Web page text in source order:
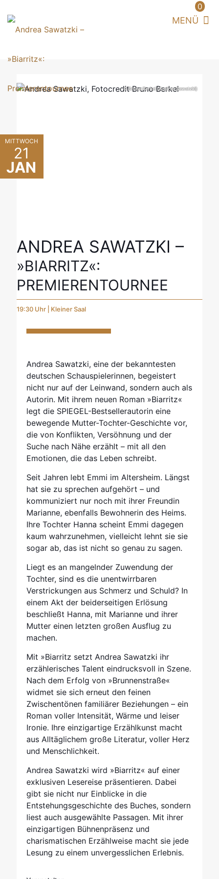
0
MITTWOCH
21
JAN
© Bruno Berkel (Andrea Sawatzki)
ANDREA SAWATZKI –
»BIARRITZ«:
PREMIERENTOURNEE
19:30 Uhr | Kleiner Saal
Andrea Sawatzki, eine der bekanntesten
deutschen Schauspielerinnen, begeistert
nicht nur auf der Leinwand, sondern auch als
Autorin. Mit ihrem neuen Roman »Biarritz«
legt die SPIEGEL-Bestsellerautorin eine
bewegende Mutter-Tochter-Geschichte vor,
die von Konflikten, Versöhnung und der
Suche nach Nähe erzählt – mit all den
Emotionen, die das Leben schreibt.
Seit Jahren lebt Emmi im Altersheim. Längst
hat sie zu sprechen aufgehört – und
kommuniziert nur noch mit ihrer Freundin
Marianne, ebenfalls Bewohnerin des Heims.
Ihre Tochter Hanna scheint Emmi dagegen
kaum wahrzunehmen, vielleicht lehnt sie sie
sogar ab, das ist nicht so genau zu sagen.
Liegt es an mangelnder Zuwendung der
Tochter, sind es die unentwirrbaren
Verstrickungen aus Schmerz und Schuld? In
einem Akt der beiderseitigen Erlösung
beschließt Hanna, mit Marianne und ihrer
Mutter einen letzten großen Ausflug zu
machen.
Mit »Biarritz setzt Andrea Sawatzki ihr
erzählerisches Talent eindrucksvoll in Szene.
Nach dem Erfolg von »Brunnenstraße«
widmet sie sich erneut den feinen
Zwischentönen familiärer Beziehungen – ein
Roman voller Intensität, Wärme und leiser
Ironie. Ihre einzigartige Erzählkunst macht
aus Alltäglichem große Literatur, voller Herz
und Menschlichkeit.
Andrea Sawatzki wird »Biarritz« auf einer
exklusiven Lesereise präsentieren. Dabei
gibt sie nicht nur Einblicke in die
Entstehungsgeschichte des Buches, sondern
liest auch ausgewählte Passagen. Mit ihrer
einzigartigen Bühnenpräsenz und
charismatischen Erzählweise macht sie jede
Lesung zu einem unvergesslichen Erlebnis.